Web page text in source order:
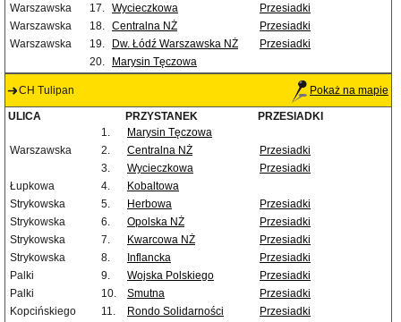
Warszawska
17. Wycieczkowa
Przesiadki
Warszawska
18. Centralna NŻ
Przesiadki
Warszawska
19. Dw. Łódź Warszawska NŻ
Przesiadki
20.
Marysin Tęczowa
CH Tulipan Pokaż na mapie
ULICA PRZYSTANEK
PRZESIADKI
1.
Marysin Tęczowa
Warszawska
2. Centralna NŻ
Przesiadki
3.
Wycieczkowa
Przesiadki
Łupkowa
4.
Kobaltowa
Strykowska
5. Herbowa
Przesiadki
Strykowska
6. Opolska NŻ
Przesiadki
Strykowska
7. Kwarcowa NŻ
Przesiadki
Strykowska
8. Inflancka
Przesiadki
Palki
9. Wojska Polskiego
Przesiadki
Palki
10. Smutna
Przesiadki
Kopcińskiego
11. Rondo Solidarności Przesiadki